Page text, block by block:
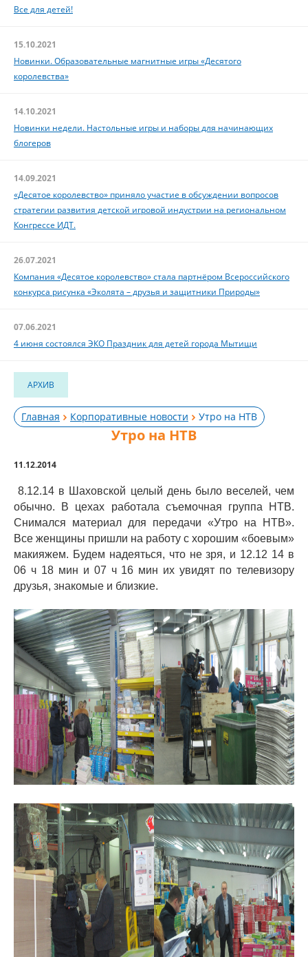
Все для детей!
15.10.2021
Новинки. Образовательные магнитные игры «Десятого
королевства»
14.10.2021
Новинки недели. Настольные игры и наборы для начинающих
блогеров
14.09.2021
«Десятое королевство» приняло участие в обсуждении вопросов
стратегии развития детской игровой индустрии на региональном
Конгрессе ИДТ.
26.07.2021
Компания «Десятое королевство» стала партнёром Всероссийского
конкурса рисунка «Эколята – друзья и защитники Природы»
07.06.2021
4 июня состоялся ЭКО Праздник для детей города Мытищи
АРХИВ
Главная Корпоративные новости Утро на НТВ
Утро на НТВ
11.12.2014
8.12.14 в Шаховской целый день было веселей, чем
обычно. В цехах работала съемочная группа НТВ.
Снимался материал для передачи «Утро на НТВ».
Все женщины пришли на работу с хорошим «боевым»
макияжем. Будем надеяться, что не зря, и 12.12 14 в
06 ч 18 мин и 07 ч 16 мин их увидят по телевизору
друзья, знакомые и близкие.